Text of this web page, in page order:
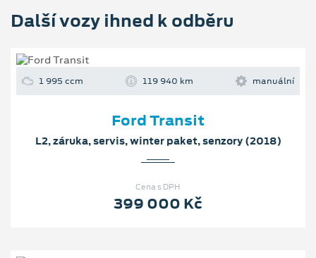
Další vozy ihned k odběru
1 995 ccm 119 940 km manuální
Ford Transit
L2, záruka, servis, winter paket, senzory (2018)
Cena s DPH
399 000 Kč